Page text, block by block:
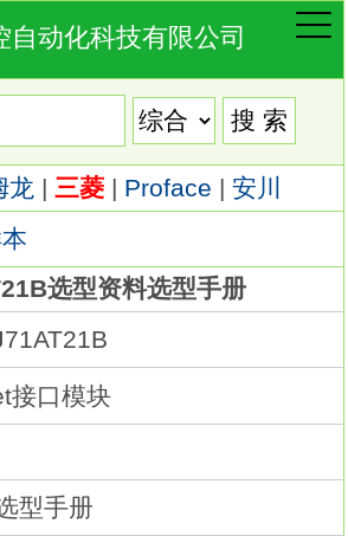
自动化科技有限公司
龙 | 三菱| Proface | 安川
选型资料选型手册
接口模块
型手册